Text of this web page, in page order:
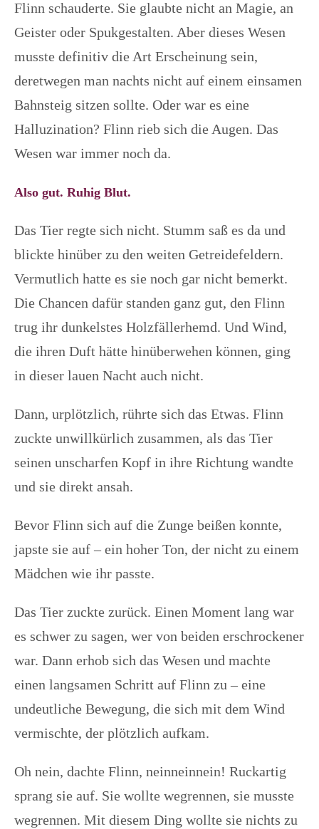
Flinn schauderte. Sie glaubte nicht an Magie, an
Geister oder Spukgestalten. Aber dieses Wesen
musste definitiv die Art Erscheinung sein,
deretwegen man nachts nicht auf einem einsamen
Bahnsteig sitzen sollte. Oder war es eine
Halluzination? Flinn rieb sich die Augen. Das
Wesen war immer noch da.
Also gut. Ruhig Blut.
Das Tier regte sich nicht. Stumm saß es da und
blickte hinüber zu den weiten Getreidefeldern.
Vermutlich hatte es sie noch gar nicht bemerkt.
Die Chancen dafür standen ganz gut, den Flinn
trug ihr dunkelstes Holzfällerhemd. Und Wind,
die ihren Duft hätte hinüberwehen können, ging
in dieser lauen Nacht auch nicht.
Dann, urplötzlich, rührte sich das Etwas. Flinn
zuckte unwillkürlich zusammen, als das Tier
seinen unscharfen Kopf in ihre Richtung wandte
und sie direkt ansah.
Bevor Flinn sich auf die Zunge beißen konnte,
japste sie auf – ein hoher Ton, der nicht zu einem
Mädchen wie ihr passte.
Das Tier zuckte zurück. Einen Moment lang war
es schwer zu sagen, wer von beiden erschrockener
war. Dann erhob sich das Wesen und machte
einen langsamen Schritt auf Flinn zu – eine
undeutliche Bewegung, die sich mit dem Wind
vermischte, der plötzlich aufkam.
Oh nein, dachte Flinn, neinneinnein! Ruckartig
sprang sie auf. Sie wollte wegrennen, sie musste
wegrennen. Mit diesem Ding wollte sie nichts zu